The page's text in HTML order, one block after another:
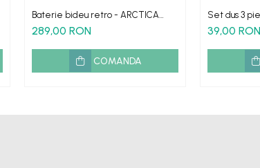
Baterie bideu retro - ARCTICA
WA136
289,00 RON
COMANDA
Set dus 3
spiralat
39,00 RON